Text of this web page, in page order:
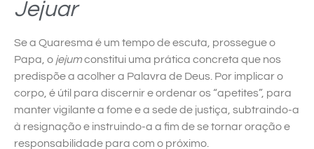
Jejuar
Se a Quaresma é um tempo de escuta, prossegue o
Papa, o jejumconstitui uma prática concreta que nos
predispõe a acolher a Palavra de Deus. Por implicar o
corpo, é útil para discernir e ordenar os “apetites”, para
manter vigilante a fome e a sede de justiça, subtraindo-a
à resignação e instruindo-a a fim de se tornar oração e
responsabilidade para com o próximo.